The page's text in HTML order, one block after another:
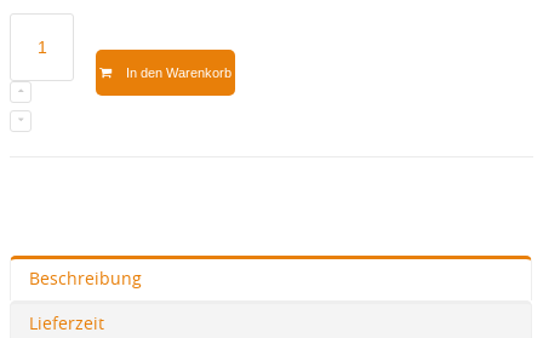
In den Warenkorb
Beschreibung
Lieferzeit